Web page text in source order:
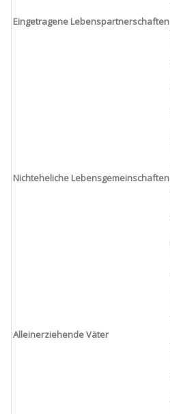
Eingetragene Lebenspartnerschaften
Nichteheliche Lebensgemeinschaften
Alleinerziehende Väter